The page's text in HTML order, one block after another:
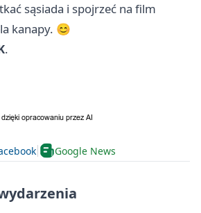
sąsiada i spojrzeć na film
kanapy. 😊
.
Google News